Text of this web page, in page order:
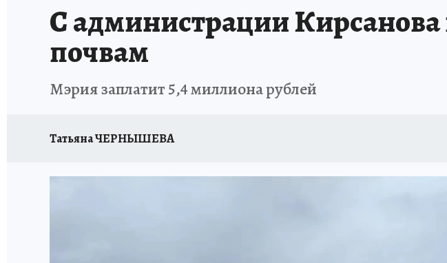
С администрации
почвам
Мэрия заплатит 5,4 миллиона рублей
Татьяна ЧЕРНЫШЕВА